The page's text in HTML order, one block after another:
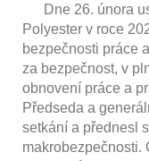
Dne 26. února
Polyester v roce
bezpečnosti práce
za bezpečnost, v
obnovení práce a
Předseda a
setkání a přednesl
makrobezpečnosti.